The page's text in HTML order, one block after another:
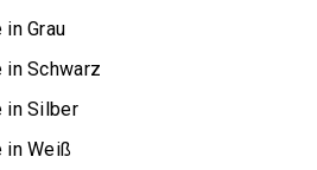
Grau
in Schwarz
in Silber
in Weiß